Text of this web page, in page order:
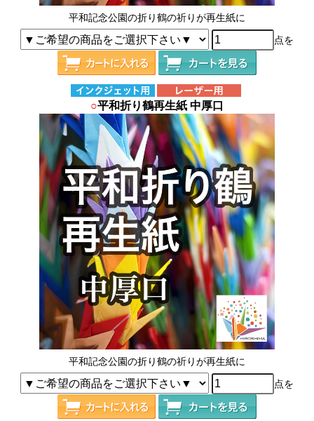
平和記念公園の折り鶴の祈りが再生紙に
点を
○平和折り鶴再生紙 中厚口
平和記念公園の折り鶴の祈りが再生紙に
点を